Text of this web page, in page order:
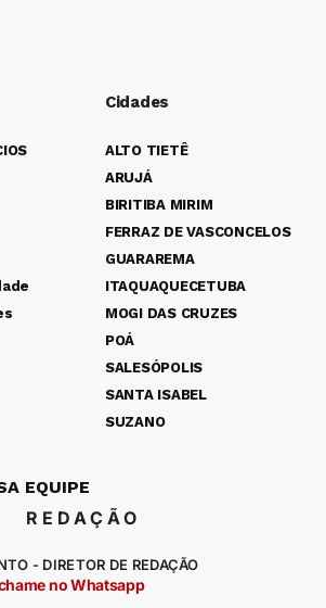
Cidades
ALTO TIETÊ
ARUJÁ
BIRITIBA MIRIM
FERRAZ DE VASCONCELOS
GUARAREMA
ITAQUAQUECETUBA
MOGI DAS CRUZES
POÁ
SALESÓPOLIS
SANTA ISABEL
SUZANO
EQUIPE
REDAÇÃO
- DIRETOR DE REDAÇÃO
no Whatsapp